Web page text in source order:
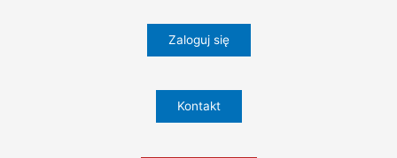
Zaloguj się
Kontakt